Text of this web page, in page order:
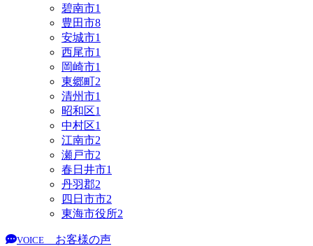
碧南市1
豊田市8
安城市1
西尾市1
岡崎市1
東郷町2
清州市1
昭和区1
中村区1
江南市2
瀬戸市2
春日井市1
丹羽郡2
四日市市2
東海市役所2
VOICE お客様の声